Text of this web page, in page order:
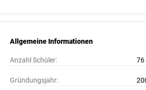
Allgemeine Informationen
Anzahl Schüler: 76
Gründungsjahr: